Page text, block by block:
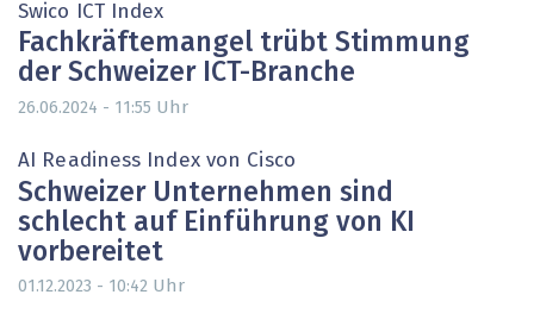
Swico ICT Index
Fachkräftemangel trübt Stimmung
der Schweizer ICT-Branche
26.06.2024 - 11:55 Uhr
AI Readiness Index von Cisco
Schweizer Unternehmen sind
schlecht auf Einführung von KI
vorbereitet
01.12.2023 - 10:42 Uhr